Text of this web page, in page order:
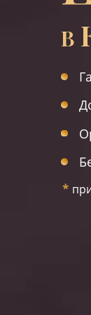
В
*